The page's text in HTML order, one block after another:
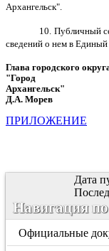
Архангельск".
10. Публичный
сведений о нем в
Глава городского
"Город
Архангельск"
Д.А. Морев
ПРИЛОЖЕНИЕ
Дата
Навигация по
Официальные